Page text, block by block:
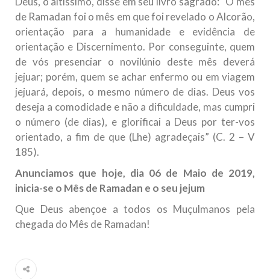
(A.S.)
data em que relembramos o martírio do quarto Imam dos
muçulmanos, o Imam Ali Ibn Al-Hussein Ibn Ali Ibn Abi Táleb
(A.S.), conhecido por “Zein Al-Ábidin” (Formosura
NOTÍCIAS
3 DE JULHO DE 2014
Centro Islâmico no Brasil recebe o ex-
Na noite da quinta-feira, 03 de Abril, o Centro Islâmico no
Brasil recebeu em sua sede, em São Paulo, o ex-ministro das
Relações Exteriores da República Islâmica do Irã, Sr. Kamal
Kharrazi, que encontra-se visitando
de Ramadan foi o mês em que foi revelado o Alcorão,
orientação para a humanidade e evidência de
orientação e Discernimento. Por conseguinte, quem
de vós presenciar o novilúnio deste mês deverá
jejuar; porém, quem se achar enfermo ou em viagem
jejuará, depois, o mesmo número de dias. Deus vos
deseja a comodidade e não a dificuldade, mas cumpri
o número (de dias), e glorificai a Deus por ter-vos
orientado, a fim de que (Lhe) agradeçais” (C. 2 – V
185).
Anunciamos que hoje, dia 06 de Maio de 2019,
inicia-se o Mês de Ramadan e o seu jejum
Que Deus abençoe a todos os Muçulmanos pela
chegada do Mês de Ramadan!